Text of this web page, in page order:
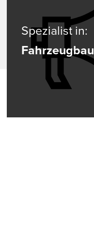
Spezialist in:
Fahrzeugbau